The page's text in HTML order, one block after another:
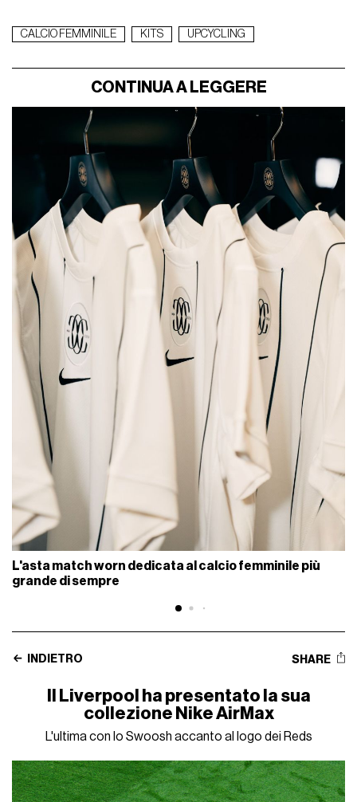
CALCIO FEMMINILE KITS UPCYCLING
CONTINUA A LEGGERE
L'asta match worn dedicata al calcio femminile più
grande di sempre
INDIETRO SHARE
Il Liverpool ha presentato la sua
collezione Nike AirMax
L'ultima con lo Swoosh accanto al logo dei Reds